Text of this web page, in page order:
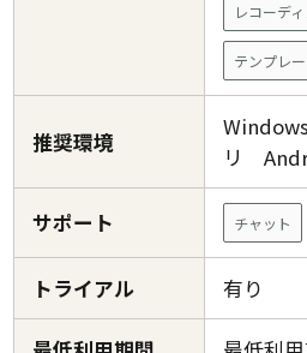
レコーデ
テンプレ
推奨環境
リ
サポート チャット
トライアル 有り